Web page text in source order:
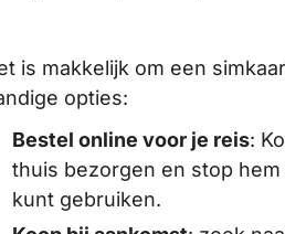
is makkelijk om een
opties:
Bestel online voor je reis:
thuis bezorgen en stop
kunt gebruiken.